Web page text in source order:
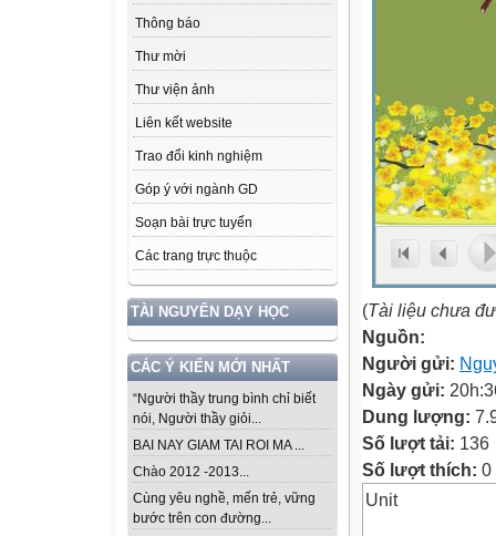
Thông báo
Thư mời
Thư viện ảnh
Liên kết website
Trao đổi kinh nghiệm
Góp ý với ngành GD
Soạn bài trực tuyến
Các trang trực thuộc
TÀI NGUYÊN DẠY HỌC
CÁC Ý KIẾN MỚI NHẤT
“Người thầy trung bình chỉ biết
nói, Người thầy giỏi...
BAI NAY GIAM TAI ROI MA ...
Chào 2012 -2013...
Cùng yêu nghề, mến trẻ, vững
bước trên con đường...
(Tài liệu chưa
Nguồn:
Người gửi:
Ngày gửi:
Dung lượng:
Số lượt tải: 136
Số lượt thích: 0
Unit